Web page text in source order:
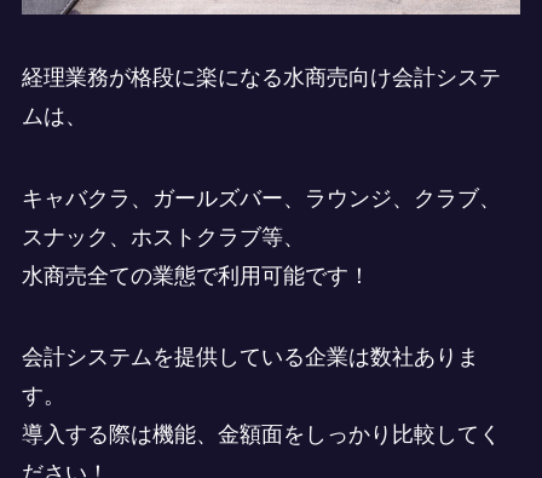
経理業務が格段に楽になる水商売向け会計システ
ムは、
キャバクラ、ガールズバー、ラウンジ、クラブ、
スナック、ホストクラブ等、
水商売全ての業態で利用可能です！
会計システムを提供している企業は数社ありま
す。
導入する際は機能、金額面をしっかり比較してく